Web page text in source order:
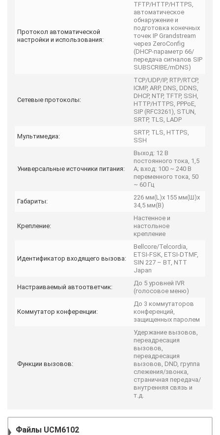
Протокол автоматической
настройки и использования:
TFTP/HTTP/HTTPS,
автоматическое
обнаружение и
подготовка конечных
точек IP Grandstream
через ZeroConfig
(DHCP-параметр 66/
передача сигналов SIP
SUBSCRIBE/mDNS)
Сетевые протоколы:
TCP/UDP/IP, RTP/RTCP,
ICMP, ARP, DNS, DDNS,
DHCP, NTP, TFTP, SSH,
HTTP/HTTPS, PPPoE,
SIP (RFC3261), STUN,
SRTP, TLS, LADP
Мультимедиа:
SRTP, TLS, HTTPS,
SSH
Универсальные источники питания:
Выход: 12 В
постоянного тока, 1,5
А; вход: 100 ~ 240 В
переменного тока, 50
~ 60 Гц
Габариты:
226 мм(L)x 155 мм(Ш)x
34,5 мм(В)
Крепление:
Настенное и
настольное
крепление
Идентификатор входящего вызова:
Bellcore/Telcordia,
ETSI-FSK, ETSI-DTMF,
SIN 227 – BT, NTT
Japan
Настраиваемый автоответчик:
До 5 уровней IVR
(голосовое меню)
Коммутатор конференции:
До 3 коммутаторов
конференций,
защищенных паролем
Функции вызовов:
Удержание вызовов,
переадресация
вызовов,
переадресация
вызовов, DND, группа
слежения/звонка,
страничная передача/
внутренняя связь и
т.д.
Файлы UCM6102